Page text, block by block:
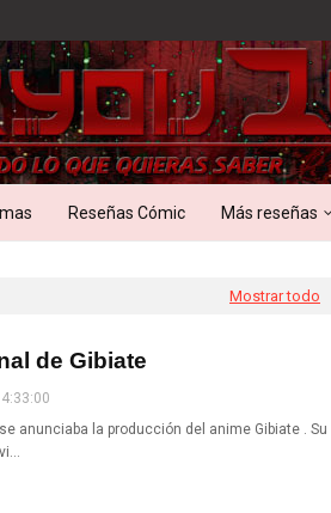
Reseñas Cómic Más reseñas
Mostrar todo
de Gibiate
anunciaba la producción del anime Gibiate . Su